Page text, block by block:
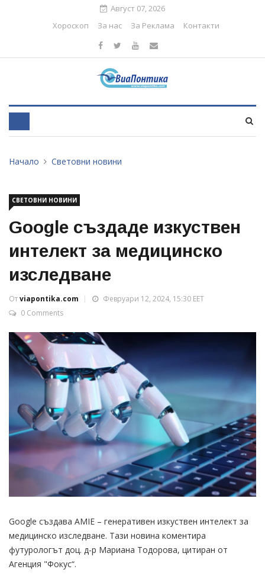
Август 07, 2026
Хороскоп
За нас За Реклама Контакти
Начало Световни новини
СВЕТОВНИ НОВИНИ
Google създаде изкуствен
интелект за медицинско
изследване
Отviapontika.com
Февруари 12, 2024, 15:30 EET
0 Comments
Google създава AMIE – генеративен изкуствен интелект за
медицинско изследване. Тази новина коментира
футурологът доц. д-р Мариана Тодорова, цитиран от
Агенция "Фокус“.